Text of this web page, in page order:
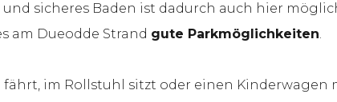
sicheres Baden ist dadurch auch hier
am Dueodde Strand gute Parkmöglichkeiten.
im Rollstuhl sitzt oder einen Kinderwagen